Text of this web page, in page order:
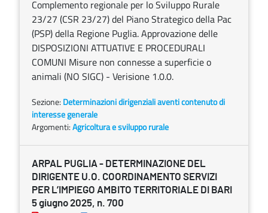
Complemento regionale per lo Sviluppo Rurale
23/27 (CSR 23/27) del Piano Strategico della Pac
(PSP) della Regione Puglia. Approvazione delle
DISPOSIZIONI ATTUATIVE E PROCEDURALI
COMUNI Misure non connesse a superficie o
animali (NO SIGC) - Verisione 1.0.0.
Sezione: Determinazioni dirigenziali aventi contenuto di
interesse generale
Argomenti:Agricoltura e sviluppo rurale
ARPAL PUGLIA - DETERMINAZIONE DEL
DIRIGENTE U.O. COORDINAMENTO SERVIZI
PER L’IMPIEGO AMBITO TERRITORIALE DI BARI
5 giugno 2025, n. 700